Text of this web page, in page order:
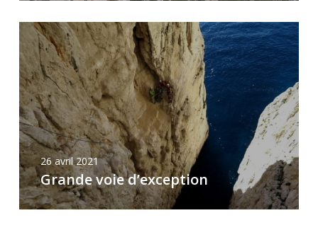
26 avril 2021
Grande voie d’exception